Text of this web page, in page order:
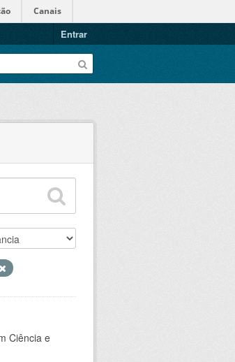
Canais
Entrar
Ciência e